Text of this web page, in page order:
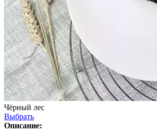
Чёрный лес
Выбрать
Описание: